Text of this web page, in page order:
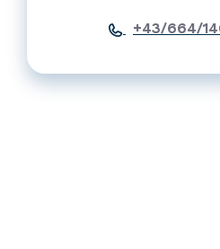
+43/664/